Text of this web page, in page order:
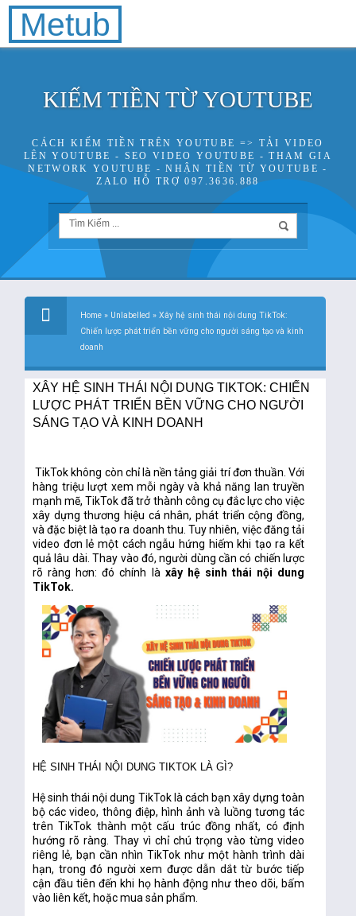
Metub
KIẾM TIỀN TỪ YOUTUBE
CÁCH KIẾM TIỀN TRÊN YOUTUBE => TẢI VIDEO
LÊN YOUTUBE - SEO VIDEO YOUTUBE - THAM GIA
NETWORK YOUTUBE - NHẬN TIỀN TỪ YOUTUBE -
ZALO HỖ TRỢ 097.3636.888
Home » Unlabelled »Xây hệ sinh thái nội dung TikTok:
Chiến lược phát triển bền vững cho người sáng tạo và kinh
doanh
XÂY HỆ SINH THÁI NỘI DUNG TIKTOK: CHIẾN
LƯỢC PHÁT TRIỂN BỀN VỮNG CHO NGƯỜI
SÁNG TẠO VÀ KINH DOANH
TikTok không còn chỉ là nền tảng giải trí đơn thuần. Với
hàng triệu lượt xem mỗi ngày và khả năng lan truyền
mạnh mẽ, TikTok đã trở thành công cụ đắc lực cho việc
xây dựng thương hiệu cá nhân, phát triển cộng đồng,
và đặc biệt là tạo ra doanh thu. Tuy nhiên, việc đăng tải
video đơn lẻ một cách ngẫu hứng hiếm khi tạo ra kết
quả lâu dài. Thay vào đó, người dùng cần có chiến lược
rõ ràng hơn: đó chính là xây hệ sinh thái nội dung
TikTok.
HỆ SINH THÁI NỘI DUNG TIKTOK LÀ GÌ?
Hệ sinh thái nội dung TikTok là cách bạn xây dựng toàn
bộ các video, thông điệp, hình ảnh và luồng tương tác
trên TikTok thành một cấu trúc đồng nhất, có định
hướng rõ ràng. Thay vì chỉ chú trọng vào từng video
riêng lẻ, bạn cần nhìn TikTok như một hành trình dài
hạn, trong đó người xem được dẫn dắt từ bước tiếp
cận đầu tiên đến khi họ hành động như theo dõi, bấm
vào liên kết, hoặc mua sản phẩm.